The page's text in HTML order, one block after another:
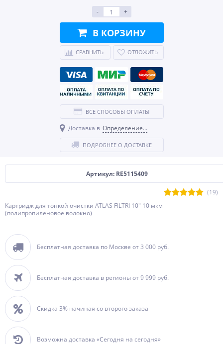
Артикул: RE5115409
(19)
Картридж для тонкой очистки ATLAS FILTRI 10" 10 мкм
(полипропиленовое волокно)
Бесплатная доставка по Москве от 3 000 руб.
Бесплатная доставка в регионы от 9 999 руб.
Скидка 3% начиная со второго заказа
Возможна доставка «Сегодня на сегодня»
- +
В КОРЗИНУ
СРАВНИТЬ ОТЛОЖИТЬ
ВСЕ СПОСОБЫ ОПЛАТЫ
Доставка в Определение...
ПОДРОБНЕЕ О ДОСТАВКЕ